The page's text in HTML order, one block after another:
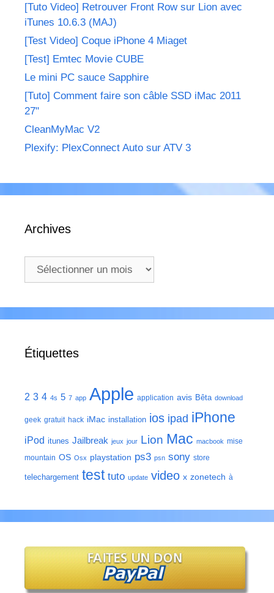
[Tuto Video] Retrouver Front Row sur Lion avec
iTunes 10.6.3 (MAJ)
[Test Video] Coque iPhone 4 Miaget
[Test] Emtec Movie CUBE
Le mini PC sauce Sapphire
[Tuto] Comment faire son câble SSD iMac 2011
27"
CleanMyMac V2
Plexify: PlexConnect Auto sur ATV 3
Archives
Archives
Étiquettes
2 3 4 4s 5 7 app Apple application avis Bêta download
geek gratuit hack iMac installation ios ipad iPhone
iPod itunes Jailbreak jeux jour Lion Mac macbook mise
mountain OS Osx playstation ps3 psn sony store
telechargement test tuto update video x zonetech à